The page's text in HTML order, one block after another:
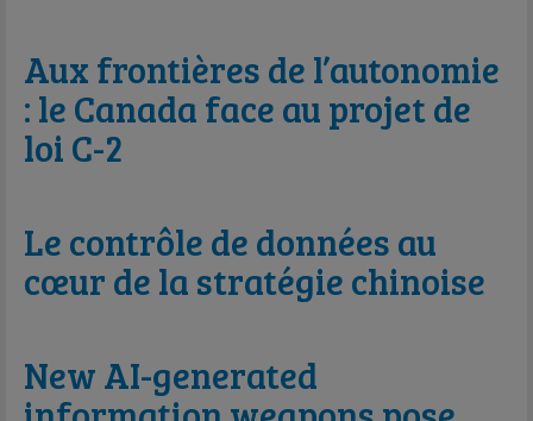
Aux frontières de l’autonomie
: le Canada face au projet de
loi C-2
Le contrôle de données au
cœur de la stratégie chinoise
New AI-generated